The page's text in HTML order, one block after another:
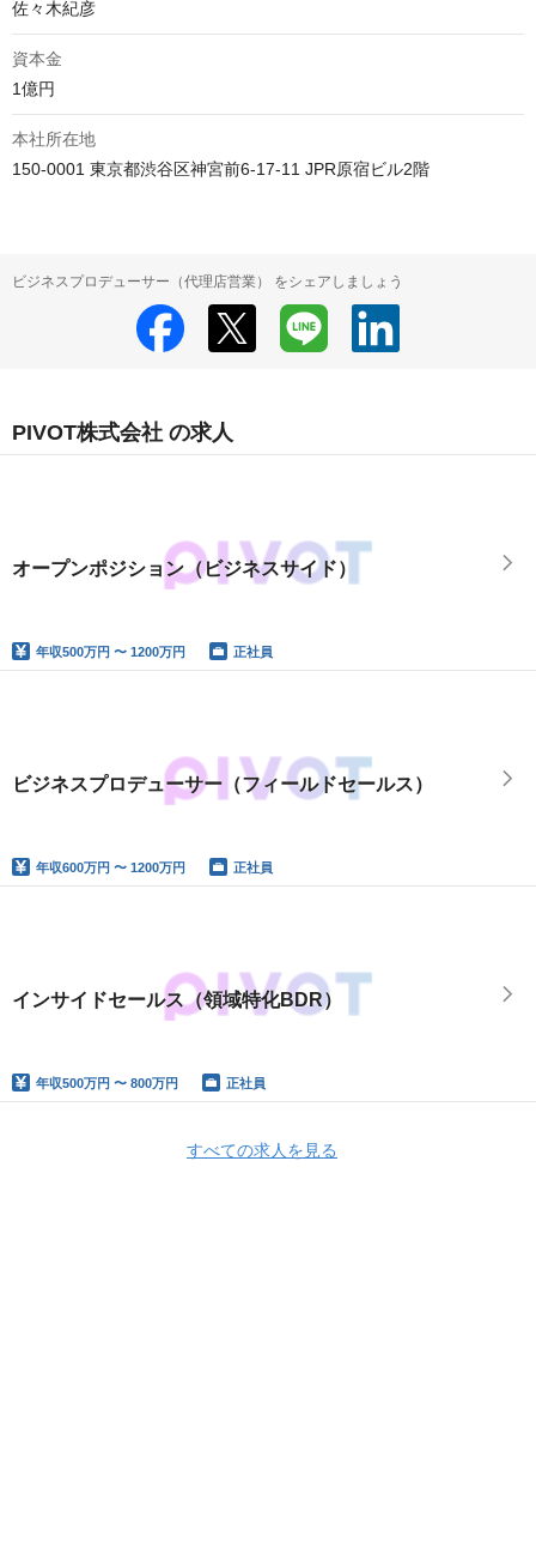
資本金
本社所在地
ビジネスプロデューサー（代理店営業） をシェアしましょう
PIVOT株式会社 の求人
オープンポジション（ビジネスサイド）
年収500万円 〜 1200万円 正社員
ビジネスプロデューサー（フィールドセールス）
年収600万円 〜 1200万円 正社員
インサイドセールス（領域特化BDR）
年収500万円 〜 800万円 正社員
すべての求人を見る